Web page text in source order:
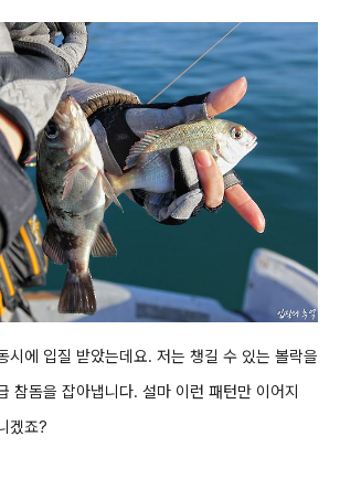
시에 입질 받았는데요. 저는 챙길 수 있는 볼락을
참돔을 잡아냅니다. 설마 이런 패턴만 이어지
겠죠?